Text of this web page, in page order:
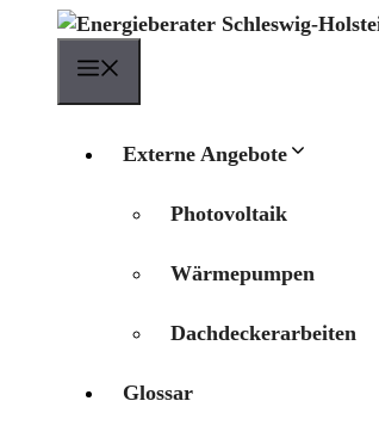
Externe Angebote
Photovoltaik
Wärmepumpen
Dachdeckerarbeiten
Glossar